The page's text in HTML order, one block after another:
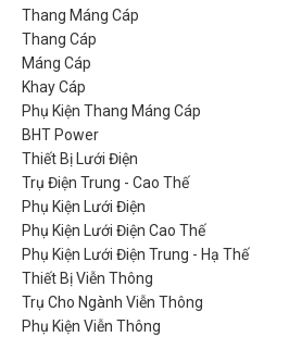
Thang Máng Cáp
Thang Cáp
Máng Cáp
Khay Cáp
Phụ Kiện Thang Máng Cáp
BHT Power
Thiết Bị Lưới Điện
Trụ Điện Trung - Cao Thế
Phụ Kiện Lưới Điện
Phụ Kiện Lưới Điện Cao Thế
Phụ Kiện Lưới Điện Trung - Hạ Thế
Thiết Bị Viễn Thông
Trụ Cho Ngành Viễn Thông
Phụ Kiện Viễn Thông